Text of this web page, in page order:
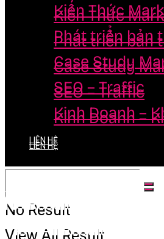
Kiến Thức
Phát triển bản
Case Study
SEO – Traffic
Kinh Doanh –
LIÊN HỆ
No Result
View All Result
Kiến Thức
Phát triển bản
Case Study
SEO – Traffic
Kinh Doanh –
LIÊN HỆ
No Result
View All Result